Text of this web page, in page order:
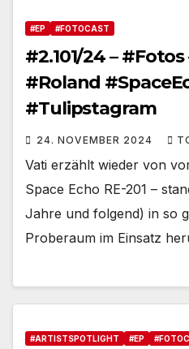
#EP #FOTOCAST
#2.101/24 – #Fotos
#Roland
#Tulipstagram
24. NOVEMBER 2024
Vati erzählt wieder von
Space Echo RE-201 –
Jahre und folgend) in so
Proberaum im Einsatz
#ARTISTSPOTLIGHT #EP